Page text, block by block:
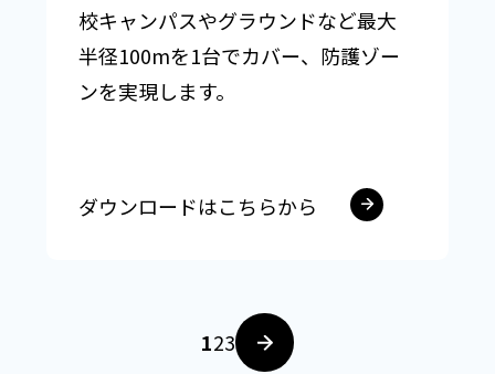
校キャンパスやグラウンドなど最大
半径100mを1台でカバー、防護ゾー
ンを実現します。
ダウンロードはこちらから
123